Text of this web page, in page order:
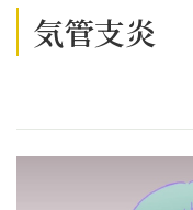
気管支炎